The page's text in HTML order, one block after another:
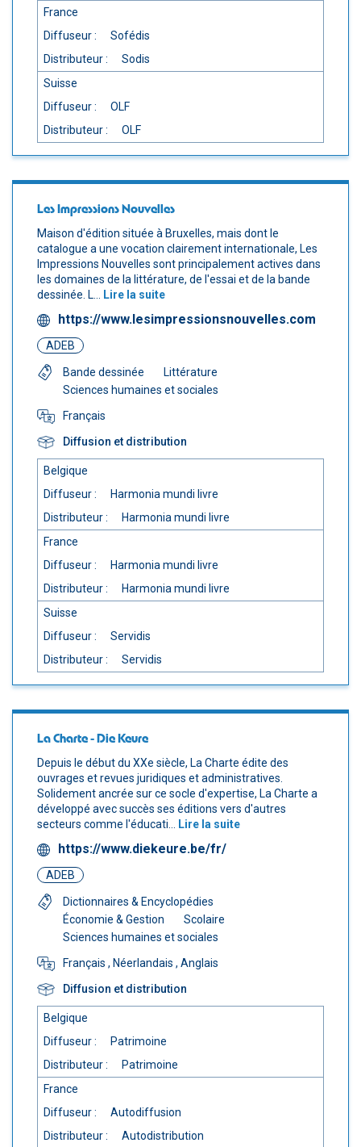
France
Diffuseur :
Sofédis
Distributeur :
Sodis
Suisse
Diffuseur :
OLF
Distributeur :
OLF
Les Impressions Nouvelles
Maison d'édition située à Bruxelles, mais dont le
catalogue a une vocation clairement internationale, Les
Impressions Nouvelles sont principalement actives dans
les domaines de la littérature, de l'essai et de la bande
dessinée. L... Lire la suite
https://www.lesimpressionsnouvelles.com
ADEB
Bande dessinée
Littérature
Sciences humaines et sociales
Français
Diffusion et distribution
Belgique
Diffuseur :
Harmonia mundi livre
Distributeur :
Harmonia mundi livre
France
Diffuseur :
Harmonia mundi livre
Distributeur :
Harmonia mundi livre
Suisse
Diffuseur :
Servidis
Distributeur :
Servidis
La Charte - Die Keure
Depuis le début du XXe siècle, La Charte édite des
ouvrages et revues juridiques et administratives.
Solidement ancrée sur ce socle d'expertise, La Charte a
développé avec succès ses éditions vers d'autres
secteurs comme l'éducati... Lire la suite
https://www.diekeure.be/fr/
ADEB
Dictionnaires & Encyclopédies
Économie & Gestion
Scolaire
Sciences humaines et sociales
Français , Néerlandais , Anglais
Diffusion et distribution
Belgique
Diffuseur :
Patrimoine
Distributeur :
Patrimoine
France
Diffuseur :
Autodiffusion
Distributeur :
Autodistribution